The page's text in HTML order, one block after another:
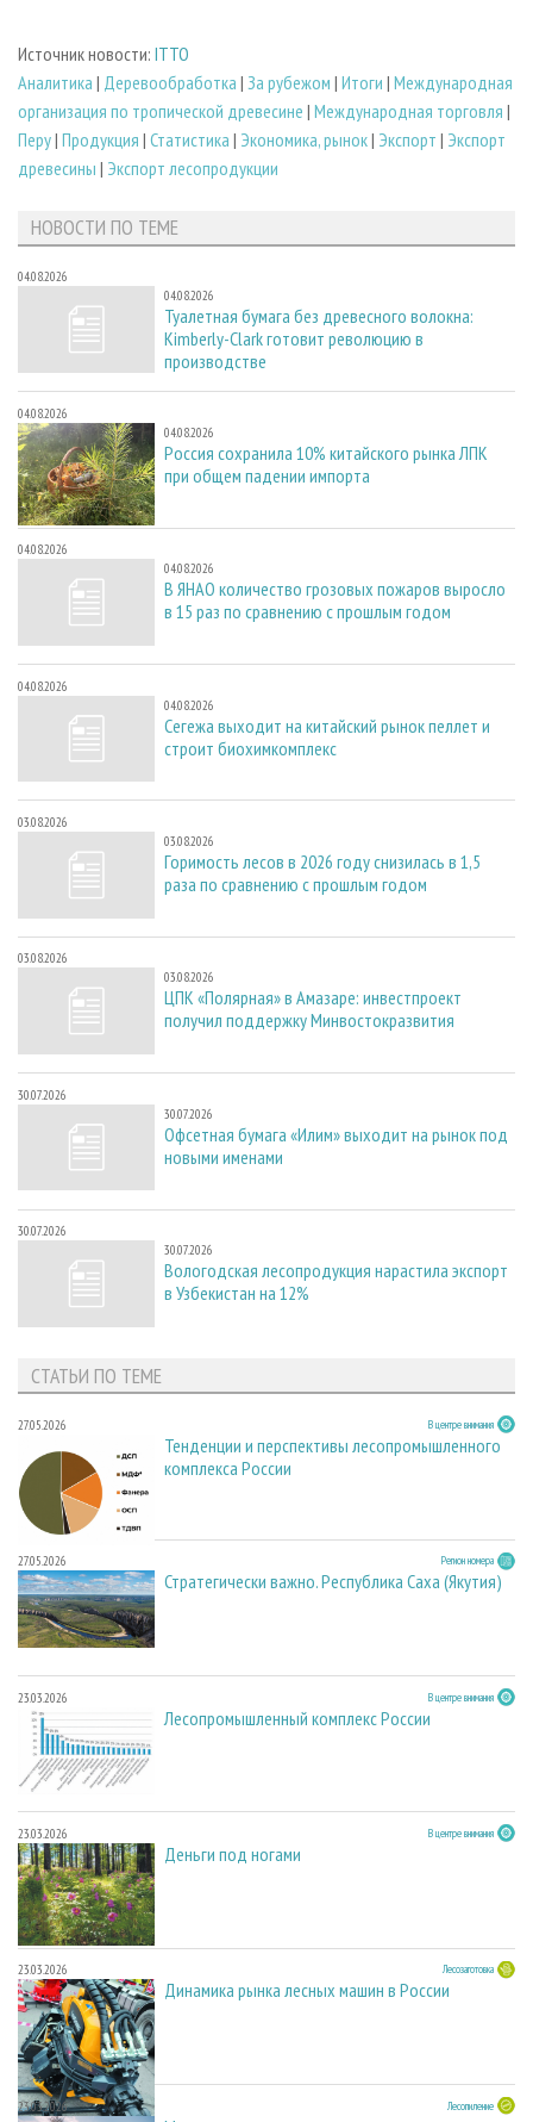
Источник новости: ITTO
Аналитика | Деревообработка | За рубежом | Итоги | Международная
организация по тропической древесине | Международная торговля |
Перу| Продукция | Статистика | Экономика, рынок| Экспорт | Экспорт
древесины | Экспорт лесопродукции
НОВОСТИ ПО ТЕМЕ
04.08.2026
04.08.2026
Туалетная бумага без древесного волокна:
Kimberly-Clark готовит революцию в
производстве
04.08.2026
04.08.2026
Россия сохранила 10% китайского рынка ЛПК
при общем падении импорта
04.08.2026
04.08.2026
В ЯНАО количество грозовых пожаров выросло
в 15 раз по сравнению с прошлым годом
04.08.2026
04.08.2026
Сегежа выходит на китайский рынок пеллет и
строит биохимкомплекс
03.08.2026
03.08.2026
Горимость лесов в 2026 году снизилась в 1,5
раза по сравнению с прошлым годом
03.08.2026
03.08.2026
ЦПК «Полярная» в Амазаре: инвестпроект
получил поддержку Минвостокразвития
30.07.2026
30.07.2026
Офсетная бумага «Илим» выходит на рынок под
новыми именами
30.07.2026
30.07.2026
Вологодская лесопродукция нарастила экспорт
в Узбекистан на 12%
СТАТЬИ ПО ТЕМЕ
27.05.2026 В центре внимания
Тенденции и перспективы лесопромышленного
комплекса России
27.05.2026 Регион номера
Стратегически важно. Республика Саха (Якутия)
23.03.2026 В центре внимания
Лесопромышленный комплекс России
23.03.2026 В центре внимания
Деньги под ногами
23.03.2026 Лесозаготовка
Динамика рынка лесных машин в России
23.03.2026 Лесопиление